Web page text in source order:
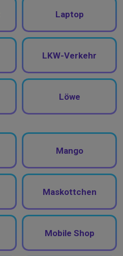
Laptop
LKW-Verkehr
Löwe
Mango
Maskottchen
Mobile Shop